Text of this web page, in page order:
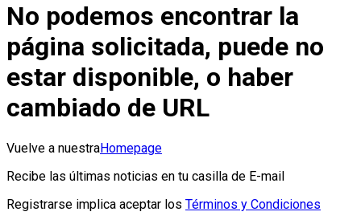
No podemos encontrar la
página solicitada, puede no
estar disponible, o haber
cambiado de URL
Vuelve a nuestraHomepage
Recibe las últimas noticias en tu casilla de E-mail
Registrarse implica aceptar los Términos y Condiciones